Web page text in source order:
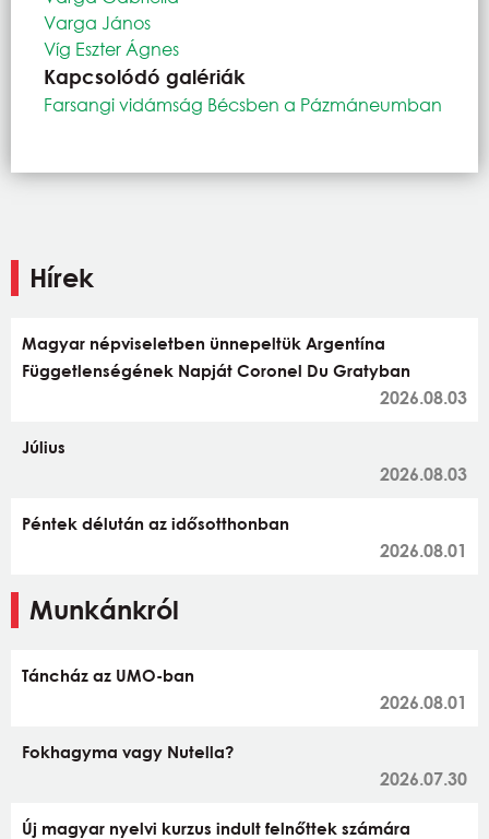
Varga János
Víg Eszter Ágnes
Kapcsolódó galériák
Farsangi vidámság Bécsben a Pázmáneumban
Hírek
Magyar népviseletben ünnepeltük Argentína
Függetlenségének Napját Coronel Du Gratyban
2026.08.03
Július
2026.08.03
Péntek délután az idősotthonban
2026.08.01
Munkánkról
Táncház az UMO-ban
2026.08.01
Fokhagyma vagy Nutella?
2026.07.30
Új magyar nyelvi kurzus indult felnőttek számára